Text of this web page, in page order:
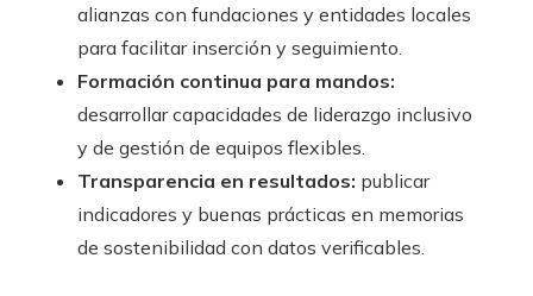
alianzas con fundaciones y entidades locales
para facilitar inserción y seguimiento.
Formación continua para mandos:
desarrollar capacidades de liderazgo inclusivo
y de gestión de equipos flexibles.
Transparencia en resultados: publicar
indicadores y buenas prácticas en memorias
de sostenibilidad con datos verificables.